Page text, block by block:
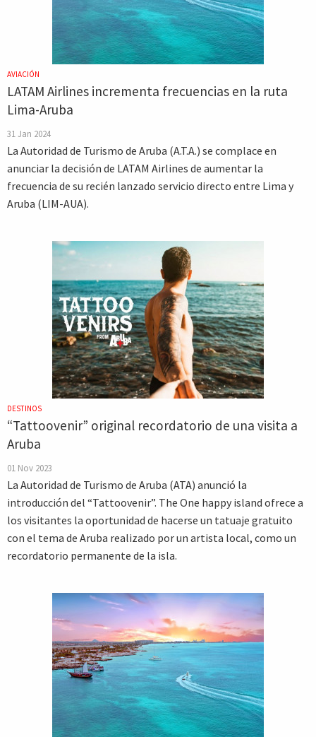
AVIACIÓN
LATAM Airlines incrementa frecuencias en la ruta
Lima-Aruba
31 Jan 2024
La Autoridad de Turismo de Aruba (A.T.A.) se complace en
anunciar la decisión de LATAM Airlines de aumentar la
frecuencia de su recién lanzado servicio directo entre Lima y
Aruba (LIM-AUA).
DESTINOS
“Tattoovenir” original recordatorio de una visita a
Aruba
01 Nov 2023
La Autoridad de Turismo de Aruba (ATA) anunció la
introducción del “Tattoovenir”. The One happy island ofrece a
los visitantes la oportunidad de hacerse un tatuaje gratuito
con el tema de Aruba realizado por un artista local, como un
recordatorio permanente de la isla.